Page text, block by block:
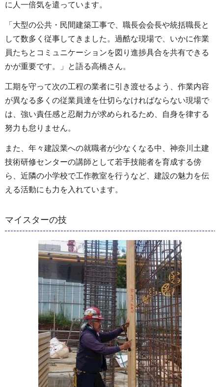
に人一倍気を遣っています。
「大型の公共・民間建築工事で、職長会会長や統括職長と
して数多く従事してきました。過酷な現場で、いかに作業
員たちとコミュニケーションを図り進捗具合を共有できる
かが重要です。」と語る高橋さん。
工期を守って次の工程の業者に引き渡せるよう、作業内容
が異なる多くの従業員達を仕切らなければならない現場で
は、強い責任感と忍耐力が求められるため、自身を律する
努力も怠りません。
また、年々建設業への就職者が少なくなる中、神奈川土建
技術研修センターの講師として若手技能者を育成する傍
ら、近隣の小学校で工作教室を行うなど、建設の魅力を伝
える活動にも力を入れています。
マイスターの技